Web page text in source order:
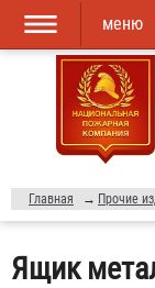
Перейти к
основному
содержанию
Skip to
navigation
меню
Главная → Прочие
Ящик